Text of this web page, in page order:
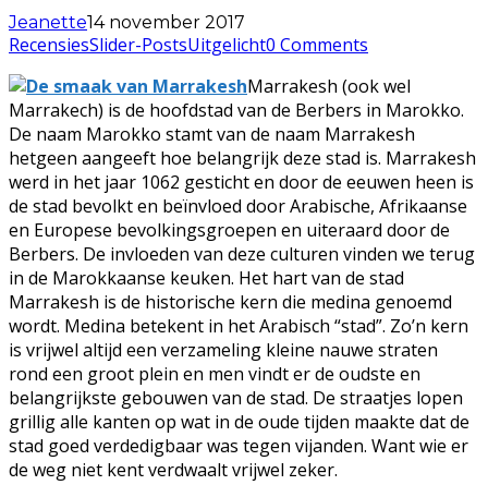
Jeanette14 november 2017
RecensiesSlider-PostsUitgelicht0 Comments
Marrakesh (ook wel
Marrakech) is de hoofdstad van de Berbers in Marokko.
De naam Marokko stamt van de naam Marrakesh
hetgeen aangeeft hoe belangrijk deze stad is. Marrakesh
werd in het jaar 1062 gesticht en door de eeuwen heen is
de stad bevolkt en beïnvloed door Arabische, Afrikaanse
en Europese bevolkingsgroepen en uiteraard door de
Berbers. De invloeden van deze culturen vinden we terug
in de Marokkaanse keuken. Het hart van de stad
Marrakesh is de historische kern die medina genoemd
wordt. Medina betekent in het Arabisch “stad”. Zo’n kern
is vrijwel altijd een verzameling kleine nauwe straten
rond een groot plein en men vindt er de oudste en
belangrijkste gebouwen van de stad. De straatjes lopen
grillig alle kanten op wat in de oude tijden maakte dat de
stad goed verdedigbaar was tegen vijanden. Want wie er
de weg niet kent verdwaalt vrijwel zeker.